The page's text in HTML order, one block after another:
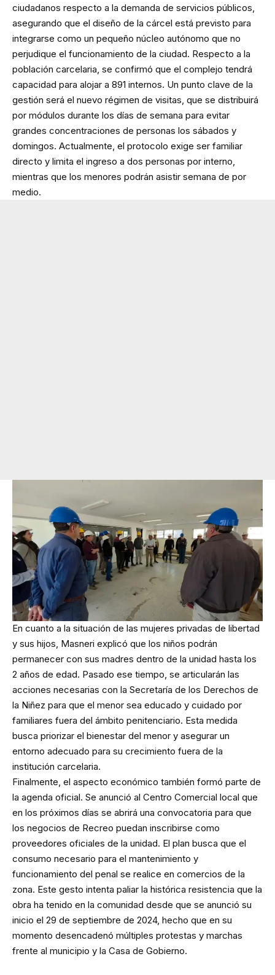
ciudadanos respecto a la demanda de servicios públicos,
asegurando que el diseño de la cárcel está previsto para
integrarse como un pequeño núcleo autónomo que no
perjudique el funcionamiento de la ciudad. Respecto a la
población carcelaria, se confirmó que el complejo tendrá
capacidad para alojar a 891 internos. Un punto clave de la
gestión será el nuevo régimen de visitas, que se distribuirá
por módulos durante los días de semana para evitar
grandes concentraciones de personas los sábados y
domingos. Actualmente, el protocolo exige ser familiar
directo y limita el ingreso a dos personas por interno,
mientras que los menores podrán asistir semana de por
medio.
En cuanto a la situación de las mujeres privadas de libertad
y sus hijos, Masneri explicó que los niños podrán
permanecer con sus madres dentro de la unidad hasta los
2 años de edad. Pasado ese tiempo, se articularán las
acciones necesarias con la Secretaría de los Derechos de
la Niñez para que el menor sea educado y cuidado por
familiares fuera del ámbito penitenciario. Esta medida
busca priorizar el bienestar del menor y asegurar un
entorno adecuado para su crecimiento fuera de la
institución carcelaria.
Finalmente, el aspecto económico también formó parte de
la agenda oficial. Se anunció al Centro Comercial local que
en los próximos días se abrirá una convocatoria para que
los negocios de Recreo puedan inscribirse como
proveedores oficiales de la unidad. El plan busca que el
consumo necesario para el mantenimiento y
funcionamiento del penal se realice en comercios de la
zona. Este gesto intenta paliar la histórica resistencia que la
obra ha tenido en la comunidad desde que se anunció su
inicio el 29 de septiembre de 2024, hecho que en su
momento desencadenó múltiples protestas y marchas
frente al municipio y la Casa de Gobierno.